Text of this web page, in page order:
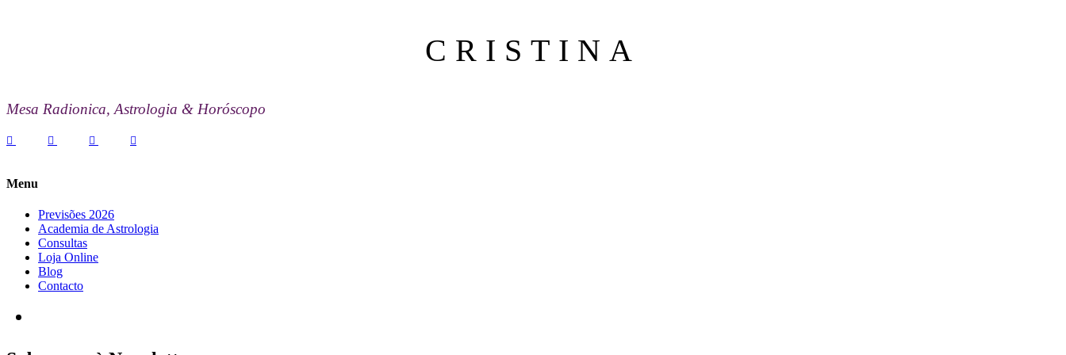
CRISTINA
Mesa Radionica, Astrologia & Horóscopo
Menu
Previsões 2026
Academia de Astrologia
Consultas
Loja Online
Blog
Contacto